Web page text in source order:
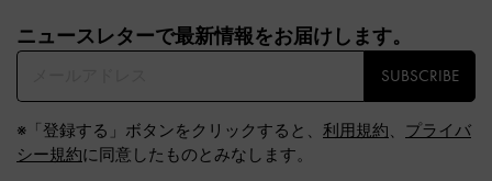
ニュースレターで最新情報をお届けします。​
SUBSCRIBE
※「登録する」ボタンをクリックすると、 利用規約、 プライバ
シー規約に同意したものとみなします。